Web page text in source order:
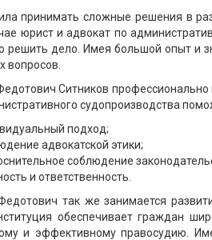
принимать сложные решения в
юрист и адвокат по
решить дело. Имея большой опыт и
вопросов.
Ситников профессионально
судопроизводства
подход;
адвокатской этики;
соблюдение
и ответственность.
так же занимается
обеспечивает граждан
и эффективному правосудию.